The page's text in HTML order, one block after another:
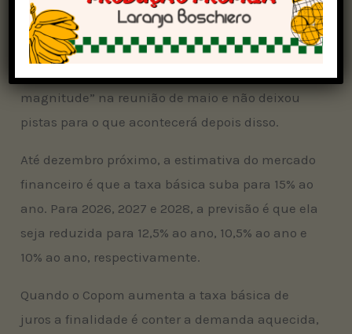
monitorar a política econômica do governo.
Em relação às próximas reuniões, o Copom
magnitude” na reunião de maio e não deixou
pistas para o que acontecerá depois disso.
Até dezembro próximo, a estimativa do mercado
financeiro é que a taxa básica suba para 15% ao
ano. Para 2026, 2027 e 2028, a previsão é que ela
seja reduzida para 12,5% ao ano, 10,5% ao ano e
10% ao ano, respectivamente.
Quando o Copom aumenta a taxa básica de
juros a finalidade é conter a demanda aquecida,